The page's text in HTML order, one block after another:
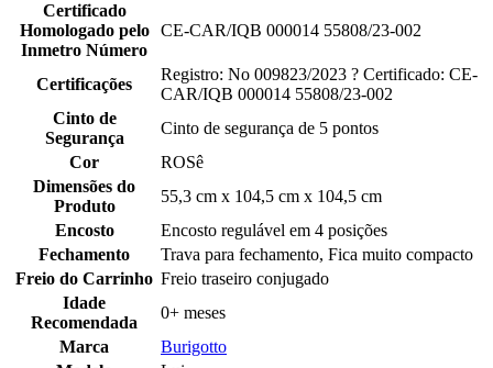
Certificado
Homologado pelo
Inmetro Número
CE-CAR/IQB 000014 55808/23-002
Certificações
Registro: No 009823/2023 ? Certificado: CE-
CAR/IQB 000014 55808/23-002
Cinto de
Segurança
Cinto de segurança de 5 pontos
Cor
ROSê
Dimensões do
Produto
55,3 cm x 104,5 cm x 104,5 cm
Encosto
Encosto regulável em 4 posições
Fechamento
Trava para fechamento, Fica muito compacto
Freio do Carrinho Freio traseiro conjugado
Idade
Recomendada
0+ meses
Marca
Burigotto